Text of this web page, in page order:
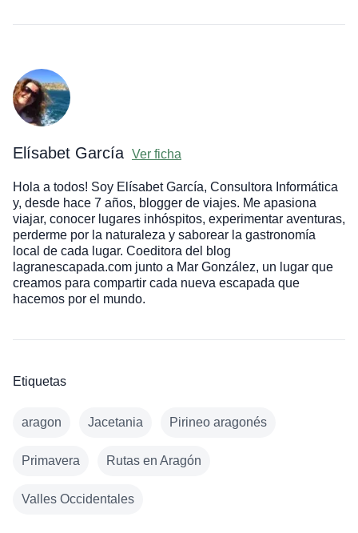
Elísabet García Ver ficha
Hola a todos! Soy Elísabet García, Consultora Informática
y, desde hace 7 años, blogger de viajes. Me apasiona
viajar, conocer lugares inhóspitos, experimentar aventuras,
perderme por la naturaleza y saborear la gastronomía
local de cada lugar. Coeditora del blog
lagranescapada.com junto a Mar González, un lugar que
creamos para compartir cada nueva escapada que
hacemos por el mundo.
Etiquetas
aragon Jacetania Pirineo aragonés
Primavera Rutas en Aragón
Valles Occidentales